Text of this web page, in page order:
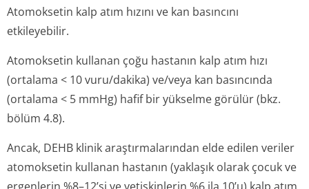
Atomoksetin kalp atım hızını ve kan basıncını
etkileyebilir.
Atomoksetin kullanan çoğu hastanın kalp atım hızı
(ortalama < 10 vuru/dakika) ve/veya kan basıncında
(ortalama < 5 mmHg) hafif bir yükselme görülür (bkz.
bölüm 4.8).
Ancak, DEHB klinik araştırmalarından elde edilen veriler
atomoksetin kullanan hastanın (yaklaşık olarak çocuk ve